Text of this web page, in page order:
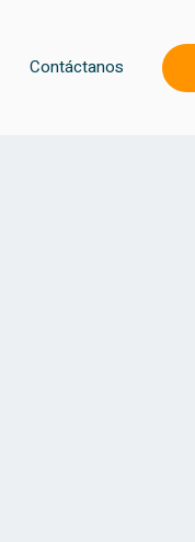
Contáctanos